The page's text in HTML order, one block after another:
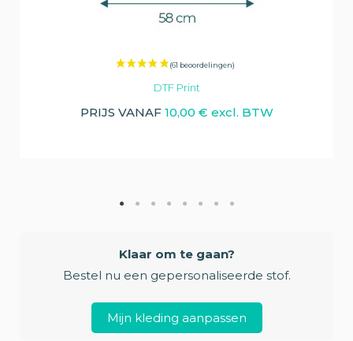
DTF Print
PRIJS VANAF 10,00 € excl. BTW
Klaar om te gaan?
Bestel nu een gepersonaliseerde stof.
Mijn kleding aanpassen